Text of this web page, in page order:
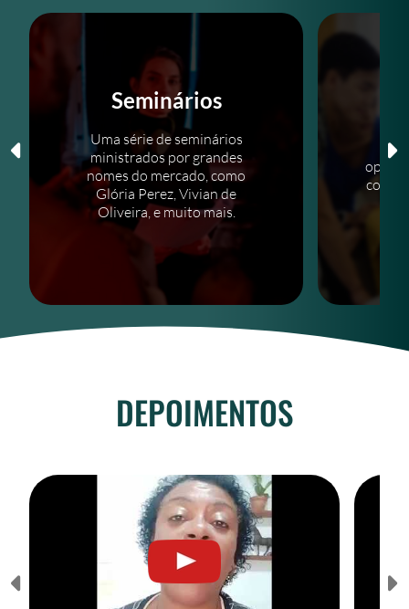
Seminários
Uma série de seminários
ministrados por grandes
nomes do mercado, como
Glória Perez, Vivian de
Oliveira, e muito mais.
com
DEPOIMENTOS